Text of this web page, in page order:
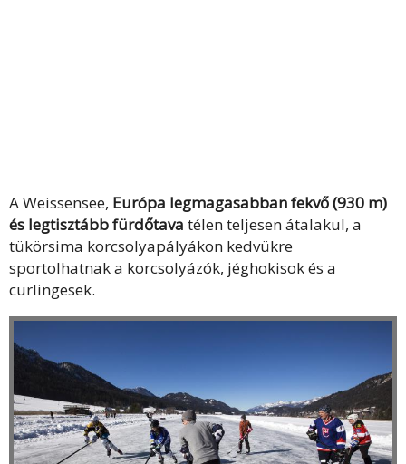
A Weissensee, Európa legmagasabban fekvő (930 m)
és legtisztább fürdőtava télen teljesen átalakul, a
tükörsima korcsolyapályákon kedvükre
sportolhatnak a korcsolyázók, jéghokisok és a
curlingesek.